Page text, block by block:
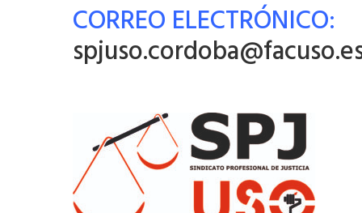
CORREO ELECTRÓNICO: